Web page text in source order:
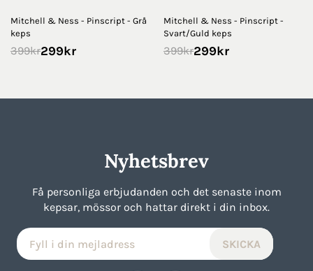
Mitchell & Ness - Pinscript - Grå
keps
399kr299kr
Mitchell & Ness - Pinscript -
Svart/Guld keps
399kr299kr
Nyhetsbrev
Få personliga erbjudanden och det senaste inom
kepsar, mössor och hattar direkt i din inbox.